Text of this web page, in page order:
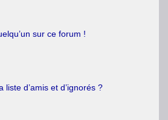
sur ce forum !
d’amis et d’ignorés ?